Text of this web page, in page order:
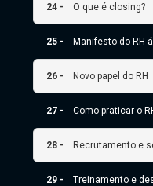
24 - O que é closing?
25 - Manifesto do RH
26 - Novo papel do RH
27 - Como praticar o
28 - Recrutamento e
29 - Treinamento e